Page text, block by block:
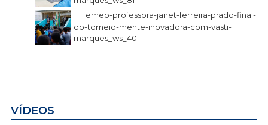
emeb-professora-janet-ferreira-prado-final-
do-torneio-mente-inovadora-com-vasti-
marques_ws_40
VÍDEOS